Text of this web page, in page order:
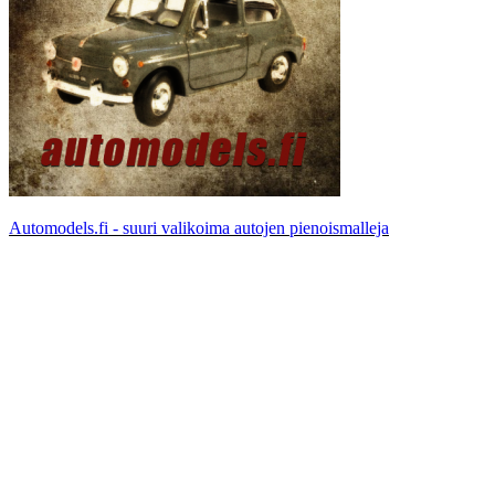
Automodels.fi - suuri valikoima autojen pienoismalleja